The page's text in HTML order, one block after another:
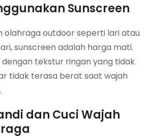
Sunscreen
olahraga outdoor seperti lari atau
sunscreen adalah harga mati.
dengan tekstur ringan yang tidak
tidak terasa berat saat wajah
dan Cuci Wajah